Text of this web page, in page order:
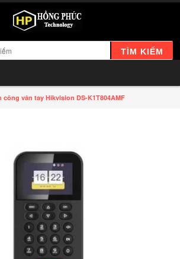
TÌM KIẾM
công vân tay Hikvision DS-K1T804AMF